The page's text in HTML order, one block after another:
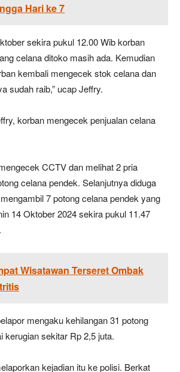
Hari ke 7
sekira pukul 12.00 Wib korban
celana ditoko masih ada. Kemudian
kembali mengecek stok celana dan
sudah raib,” ucap Jeffry.
korban mengecek penjualan celana
CCTV dan melihat 2 pria
celana pendek. Selanjutnya diduga
7 potong celana pendek yang
14 Oktober 2024 sekira pukul 11.47
Wisatawan Terseret Ombak
mengaku kehilangan 31 potong
kerugian sekitar Rp 2,5 juta.
kejadian itu ke polisi. Berkat